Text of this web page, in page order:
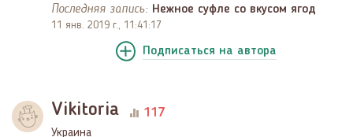
Последняя запись: Нежное суфле со вкусом ягод
11 янв. 2019 г., 11:41:17
Подписаться на автора
Vikitoria 117
Украина